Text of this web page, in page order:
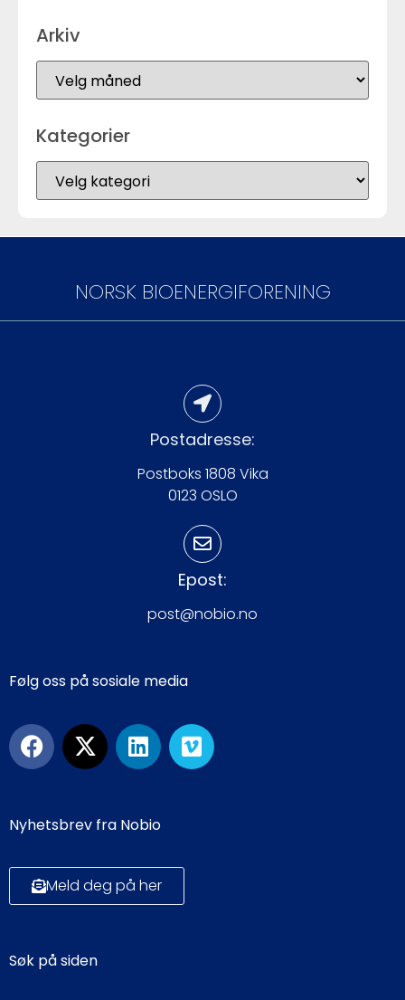
Arkiv
Kategorier
NORSK BIOENERGIFORENING
Postadresse:
Postboks 1808 Vika
0123 OSLO
Epost:
post@nobio.no
Følg oss på sosiale media
Nyhetsbrev fra Nobio
Meld deg på her
Søk på siden